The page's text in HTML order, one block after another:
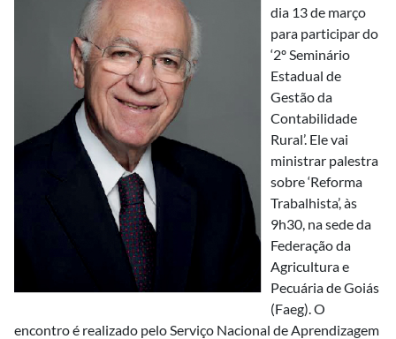
dia 13 de março
para participar do
‘2º Seminário
Estadual de
Gestão da
Contabilidade
Rural’. Ele vai
ministrar palestra
sobre ‘Reforma
Trabalhista’, às
9h30, na sede da
Federação da
Agricultura e
Pecuária de Goiás
(Faeg). O
encontro é realizado pelo Serviço Nacional de Aprendizagem